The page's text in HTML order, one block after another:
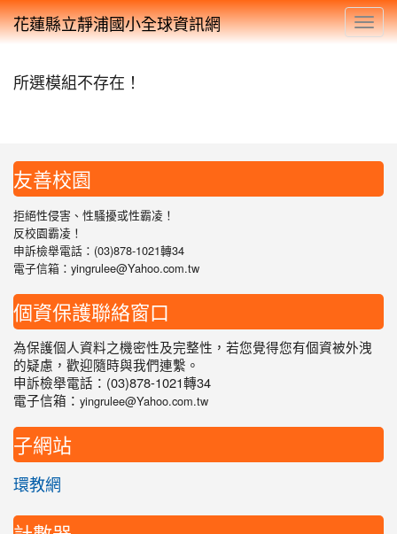
花蓮縣立靜浦國小全球資訊網
所選模組不存在！
友善校園
拒絕性侵害、性騷擾或性霸凌！
反校園霸凌！
申訴檢舉電話：(03)878-1021轉34
電子信箱：yingrulee@Yahoo.com.tw
個資保護聯絡窗口
為保護個人資料之機密性及完整性，若您覺得您有個資被外洩
的疑慮，歡迎隨時與我們連繫。
申訴檢舉電話：(03)878-1021轉34
電子信箱： yingrulee@Yahoo.com.tw
子網站
環教網